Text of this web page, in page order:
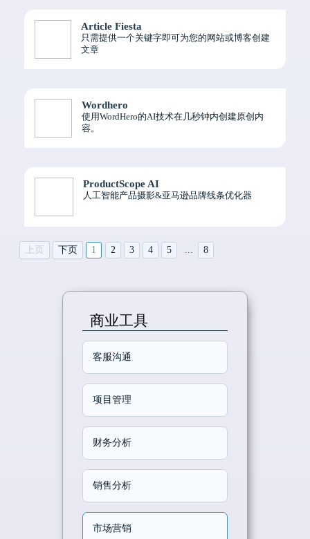
Article Fiesta
只需提供一个关键字即可为您的网站或博客创建
文章
Wordhero
使用WordHero的AI技术在几秒钟内创建原创内
容。
ProductScope AI
人工智能产品摄影&亚马逊品牌线条优化器
上页 下页 1 2 3 4 5 8
商业工具
客服沟通
项目管理
财务分析
销售分析
市场营销